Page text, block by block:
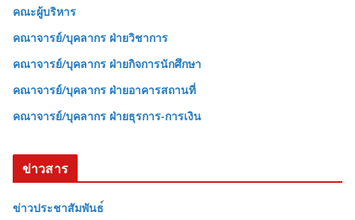
คณะผู้บริหาร
คณาจารย์/บุคลากร ฝ่ายวิชาการ
คณาจารย์/บุคลากร ฝ่ายกิจการนักศึกษา
คณาจารย์/บุคลากร ฝ่ายอาคารสถานที่
คณาจารย์/บุคลากร ฝ่ายธุรการ-การเงิน
ข่าวสาร
ข่าวประชาสัมพันธ